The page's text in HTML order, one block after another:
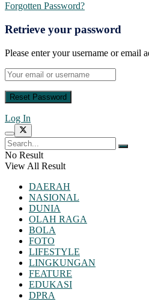
Forgotten Password?
Retrieve your password
Please enter your username or email
Log In
No Result
View All Result
DAERAH
NASIONAL
DUNIA
OLAH RAGA
BOLA
FOTO
LIFESTYLE
LINGKUNGAN
FEATURE
EDUKASI
DPRA